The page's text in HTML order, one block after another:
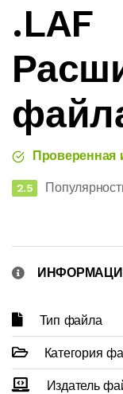
.LAF
2.5
Тип файла
Категория
Издатель